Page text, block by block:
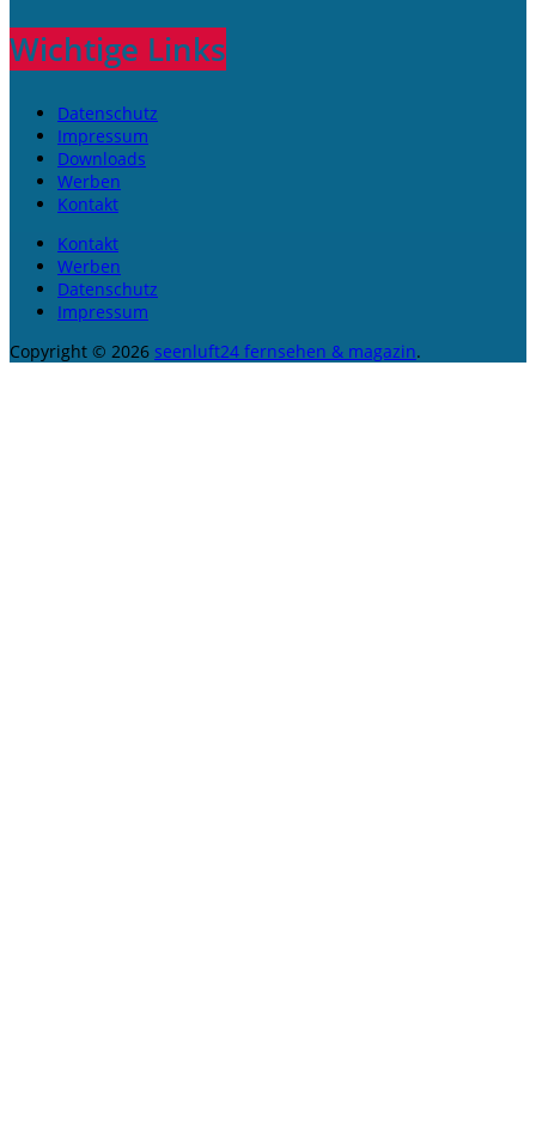
Wichtige Links
Datenschutz
Impressum
Downloads
Werben
Kontakt
Kontakt
Werben
Datenschutz
Impressum
Copyright © 2026 seenluft24 fernsehen & magazin.